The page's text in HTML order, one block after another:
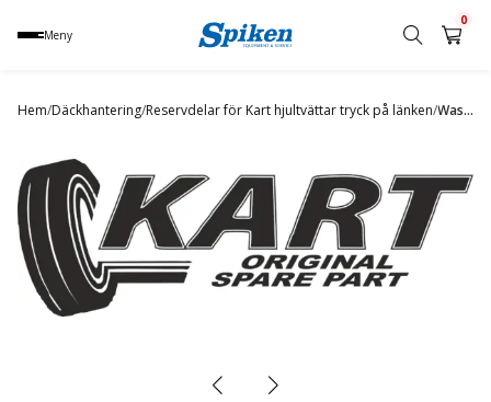
Meny
namn,
eller
varumärke
0
Hem/Däckhantering/Reservdelar för Kart hjultvättar tryck på länken/ Washing chamber rubber mat rear 4x4P, 4x4HP, Combo Q